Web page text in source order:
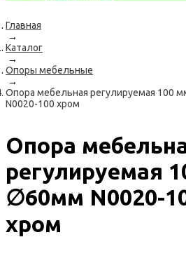
Главная
→
Каталог
→
Опоры мебельные
→
Опора мебельная регулируемая 100
N0020-100 хром
Опора
регулируемая
∅60мм N0020-
хром